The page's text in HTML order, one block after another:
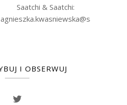
Saatchi & Saatchi:
I OBSERWUJ